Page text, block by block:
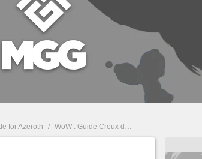
for Azeroth / WoW : Guide Creux des Arantèles, île inexplorée